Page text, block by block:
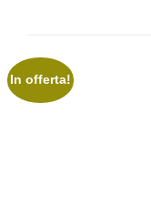
In offerta!